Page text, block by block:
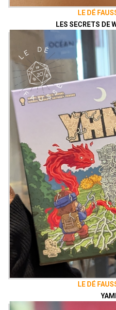
LE DÉ
LES SECRETS DE
LE DÉ
YAMI